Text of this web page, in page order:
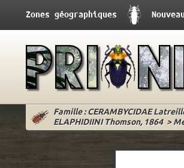
Zones géographiques
Famille : CERAMBYCIDAE
ELAPHIDIINI Thomson, 1864>